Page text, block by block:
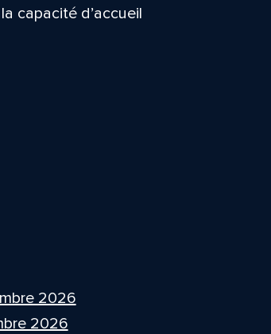
capacité d’accueil
2026
2026